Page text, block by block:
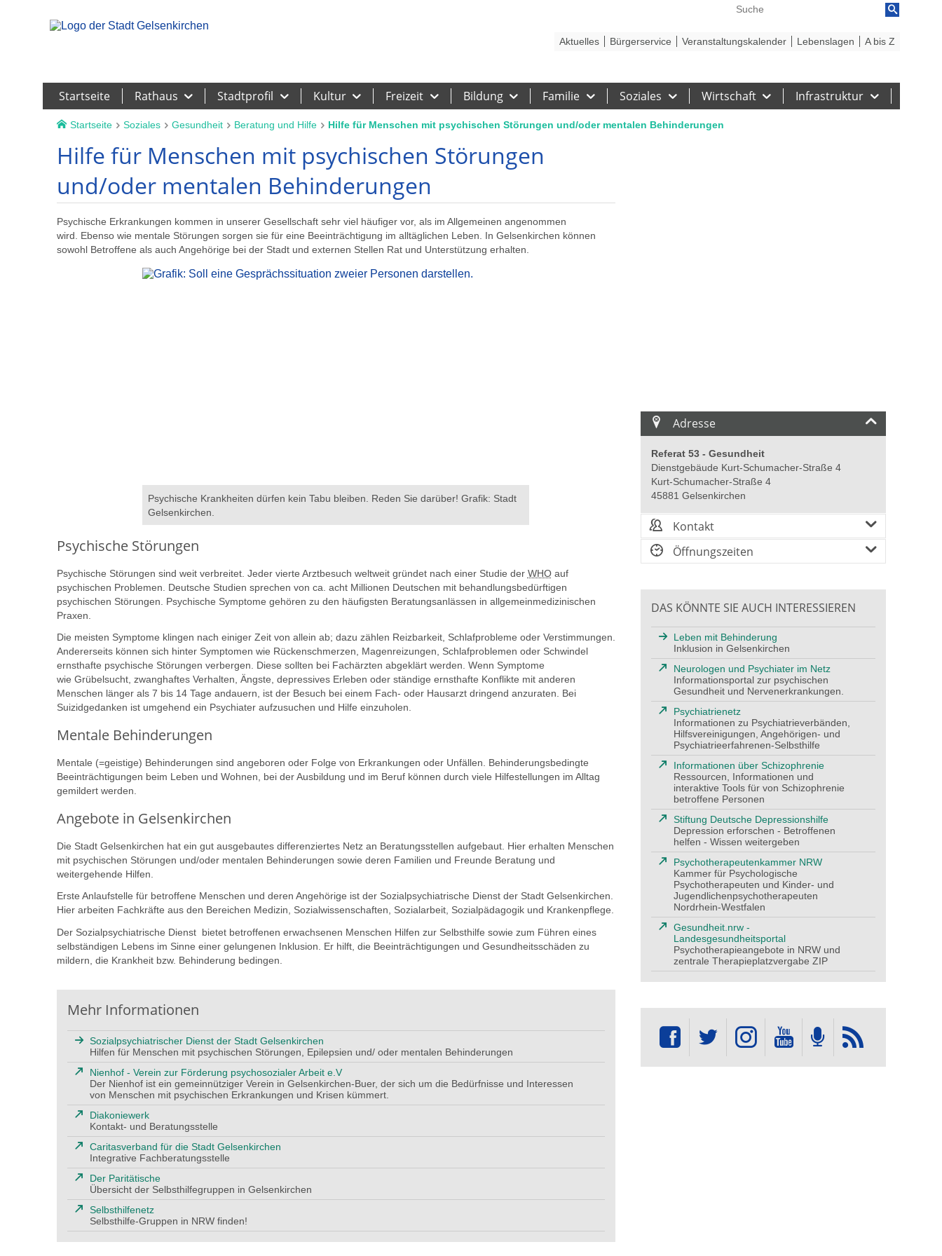
Startseite Rathaus Stadtprofil Kultur Freizeit Bildung Familie Soziales Wirtschaft Infrastruktur
Aktuelles Bürgerservice Veranstaltungskalender Lebenslagen A bis Z
Startseite Soziales Gesundheit Beratung und Hilfe Hilfe für Menschen mit psychischen Störungen und/oder mentalen Behinderungen
Hilfe für Menschen mit psychischen Störungen
und/oder mentalen Behinderungen
Psychische Erkrankungen kommen in unserer Gesellschaft sehr viel häufiger vor, als im Allgemeinen angenommen
wird. Ebenso wie mentale Störungen sorgen sie für eine Beeinträchtigung im alltäglichen Leben. In Gelsenkirchen können
sowohl Betroffene als auch Angehörige bei der Stadt und externen Stellen Rat und Unterstützung erhalten.
Psychische Krankheiten dürfen kein Tabu bleiben. Reden Sie darüber! Grafik: Stadt
Gelsenkirchen.
Psychische Störungen
Psychische Störungen sind weit verbreitet. Jeder vierte Arztbesuch weltweit gründet nach einer Studie der WHOauf
psychischen Problemen. Deutsche Studien sprechen von ca. acht Millionen Deutschen mit behandlungsbedürftigen
psychischen Störungen. Psychische Symptome gehören zu den häufigsten Beratungsanlässen in allgemeinmedizinischen
Praxen.
Die meisten Symptome klingen nach einiger Zeit von allein ab; dazu zählen Reizbarkeit, Schlafprobleme oder Verstimmungen.
Andererseits können sich hinter Symptomen wie Rückenschmerzen, Magenreizungen, Schlafproblemen oder Schwindel
ernsthafte psychische Störungen verbergen. Diese sollten bei Fachärzten abgeklärt werden. Wenn Symptome
wie Grübelsucht, zwanghaftes Verhalten, Ängste, depressives Erleben oder ständige ernsthafte Konflikte mit anderen
Menschen länger als 7 bis 14 Tage andauern, ist der Besuch bei einem Fach- oder Hausarzt dringend anzuraten. Bei
Suizidgedanken ist umgehend ein Psychiater aufzusuchen und Hilfe einzuholen.
Mentale Behinderungen
Mentale (=geistige) Behinderungen sind angeboren oder Folge von Erkrankungen oder Unfällen. Behinderungsbedingte
Beeinträchtigungen beim Leben und Wohnen, bei der Ausbildung und im Beruf können durch viele Hilfestellungen im Alltag
gemildert werden.
Angebote in Gelsenkirchen
Die Stadt Gelsenkirchen hat ein gut ausgebautes differenziertes Netz an Beratungsstellen aufgebaut. Hier erhalten Menschen
mit psychischen Störungen und/oder mentalen Behinderungen sowie deren Familien und Freunde Beratung und
weitergehende Hilfen.
Erste Anlaufstelle für betroffene Menschen und deren Angehörige ist der Sozialpsychiatrische Dienst der Stadt Gelsenkirchen.
Hier arbeiten Fachkräfte aus den Bereichen Medizin, Sozialwissenschaften, Sozialarbeit, Sozialpädagogik und Krankenpflege.
Der Sozialpsychiatrische Dienst bietet betroffenen erwachsenen Menschen Hilfen zur Selbsthilfe sowie zum Führen eines
selbständigen Lebens im Sinne einer gelungenen Inklusion. Er hilft, die Beeinträchtigungen und Gesundheitsschäden zu
mildern, die Krankheit bzw. Behinderung bedingen.
Mehr Informationen
Sozialpsychiatrischer Dienst der Stadt Gelsenkirchen
Hilfen für Menschen mit psychischen Störungen, Epilepsien und/ oder mentalen Behinderungen
Nienhof - Verein zur Förderung psychosozialer Arbeit e.V
Der Nienhof ist ein gemeinnütziger Verein in Gelsenkirchen-Buer, der sich um die Bedürfnisse und Interessen
von Menschen mit psychischen Erkrankungen und Krisen kümmert.
Diakoniewerk
Kontakt- und Beratungsstelle
Caritasverband für die Stadt Gelsenkirchen
Integrative Fachberatungsstelle
Der Paritätische
Übersicht der Selbsthilfegruppen in Gelsenkirchen
Selbsthilfenetz
Selbsthilfe-Gruppen in NRW finden!
Adresse
Referat 53 - Gesundheit
Dienstgebäude Kurt-Schumacher-Straße 4
Kurt-Schumacher-Straße 4
45881 Gelsenkirchen
Kontakt
Öffnungszeiten
DAS KÖNNTE SIE AUCH INTERESSIEREN
Leben mit Behinderung
Inklusion in Gelsenkirchen
Neurologen und Psychiater im Netz
Informationsportal zur psychischen
Gesundheit und Nervenerkrankungen.
Psychiatrienetz
Informationen zu Psychiatrieverbänden,
Hilfsvereinigungen, Angehörigen- und
Psychiatrieerfahrenen-Selbsthilfe
Informationen über Schizophrenie
Ressourcen, Informationen und
interaktive Tools für von Schizophrenie
betroffene Personen
Stiftung Deutsche Depressionshilfe
Depression erforschen - Betroffenen
helfen - Wissen weitergeben
Psychotherapeutenkammer NRW
Kammer für Psychologische
Psychotherapeuten und Kinder- und
Jugendlichenpsychotherapeuten
Nordrhein-Westfalen
Gesundheit.nrw -
Landesgesundheitsportal
Psychotherapieangebote in NRW und
zentrale Therapieplatzvergabe ZIP